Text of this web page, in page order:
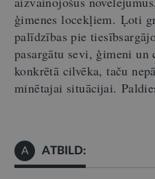
ģimenes locekļiem. Ļoti
palīdzības pie
pasargātu sevi, ģimeni
konkrētā cilvēka, taču
minētajai situācijai.
A ATBILD: